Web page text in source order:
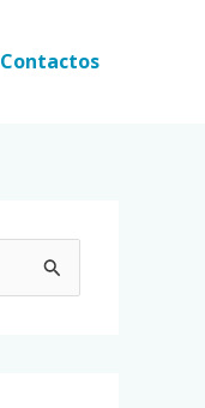
Contactos